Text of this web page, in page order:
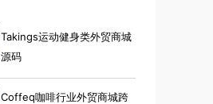
Takings运动健身类外贸商城
源码
Coffeq咖啡行业外贸商城跨